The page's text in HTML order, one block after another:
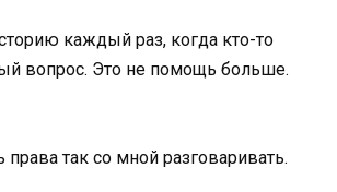
каждый раз, когда кто-то
вопрос. Это не помощь больше.
так со мной разговаривать.